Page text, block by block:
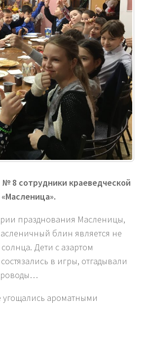
8 сотрудники краеведческой
празднования Масленицы,
блин является не
Дети с азартом
в игры, отгадывали
угощались ароматными